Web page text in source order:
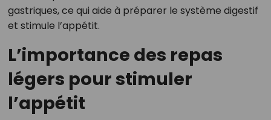
gastriques, ce qui aide à préparer le système digestif
et stimule l’appétit.
L’importance des repas
légers pour stimuler
l’appétit